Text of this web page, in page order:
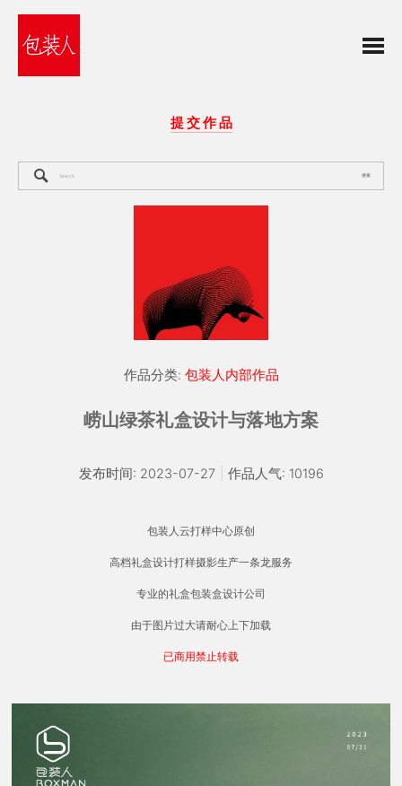
提 交 作 品
搜索
作品分类: 包装人内部作品
崂山绿茶礼盒设计与落地方案
发布时间: 2023-07-27 作品人气: 10196
包装人云打样中心原创
高档礼盒设计打样摄影生产一条龙服务
专业的礼盒包装盒设计公司
由于图片过大请耐心上下加载
已商用禁止转载